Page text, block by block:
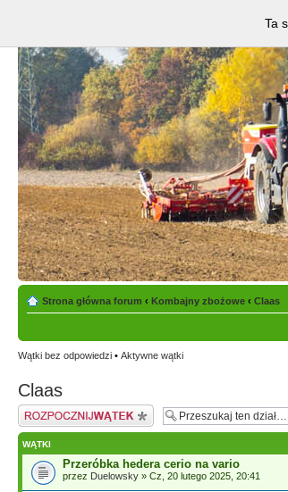
Strona główna forum ‹ Kombajny zbożowe ‹ Claas
Wątki bez odpowiedzi • Aktywne wątki
Claas
Napisz wątek
WĄTKI
Przeróbka hedera cerio na vario
przez Duelowsky » Cz, 20 lutego 2025, 20:41
Ta